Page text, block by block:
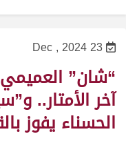
23 Dec , 2024
“شان”
آخر الأمتار..
الحسناء يفوز